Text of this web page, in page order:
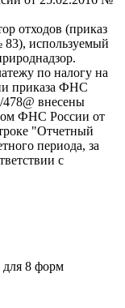
отходов (приказ
83), используемый
по налогу на
приказа ФНС
внесены
ФНС России от
"Отчетный
периода, за
с
8 форм